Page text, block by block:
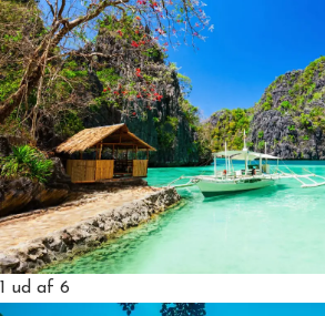
1 ud af 6